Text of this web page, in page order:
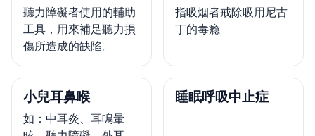
聽力障礙者使用的輔助
工具，用來補足聽力損
傷所造成的缺陷。
指吸烟者戒除吸用尼古
丁的毒瘾
小兒耳鼻喉
如：中耳炎、耳鳴暈
睡眠呼吸中止症